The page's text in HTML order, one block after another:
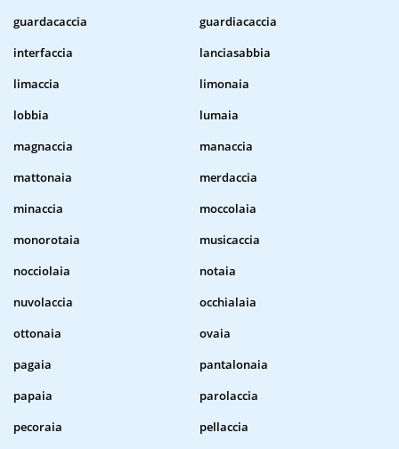
guardacaccia
guardiacaccia
interfaccia
lanciasabbia
limaccia
limonaia
lobbia
lumaia
magnaccia
manaccia
mattonaia
merdaccia
minaccia
moccolaia
monorotaia
musicaccia
nocciolaia
notaia
nuvolaccia
occhialaia
ottonaia
ovaia
pagaia
pantalonaia
papaia
parolaccia
pecoraia
pellaccia